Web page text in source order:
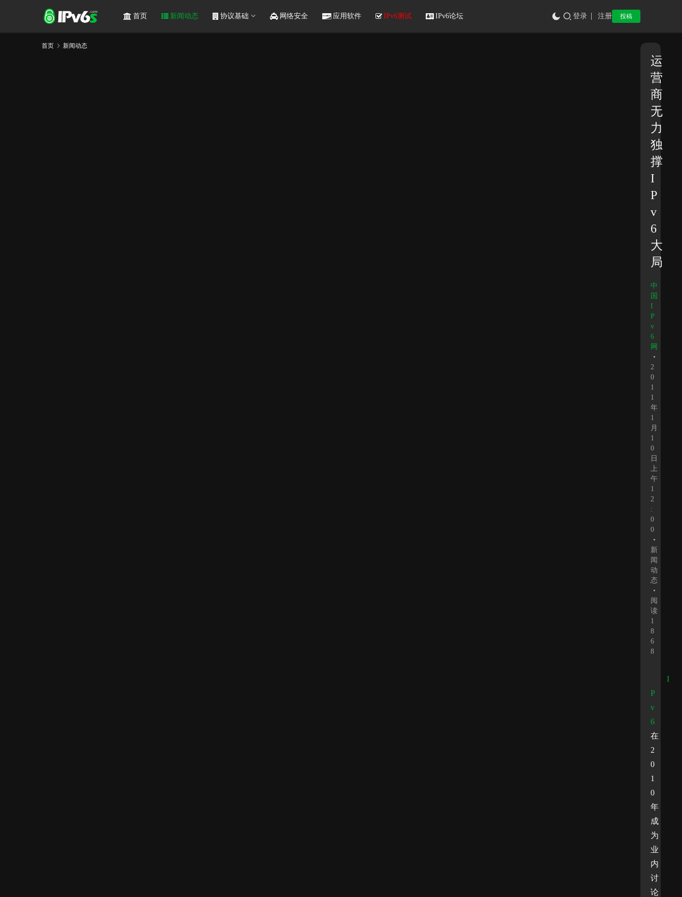
首页 新闻动态 协议基础 网络安全 应用软件 IPv6测试 IPv6论坛 登录 注册 投稿
首页 新闻动态
运
营
商
无
力
独
撑
I
P
v
6
大
局
中
国
I
P
v
6
网
•
2
0
1
1
年
1
月
1
0
日
上
午
1
2
:
0
0
•
新
闻
动
态
•
阅
读
1
8
6
8
I
P
v
6
在
2
0
1
0
年
成
为
业
内
讨
论